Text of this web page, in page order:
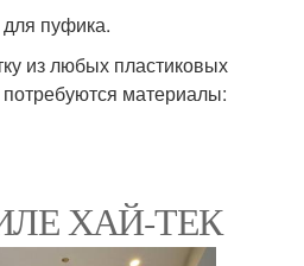
пуфика.
из любых пластиковых
материалы:
ХАЙ-ТЕК